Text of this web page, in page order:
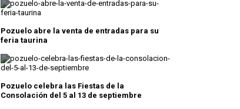
Pozuelo abre la venta de entradas para su
feria taurina
Pozuelo celebra las Fiestas de la
Consolación del 5 al 13 de septiembre